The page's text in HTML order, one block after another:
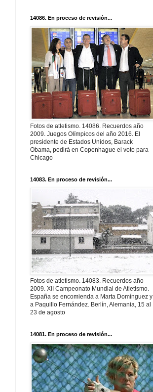
14086. En proceso de revisión...
Fotos de atletismo. 14086. Recuerdos año
2009. Juegos Olímpicos del año 2016. El
presidente de Estados Unidos, Barack
Obama, pedirá en Copenhague el voto para
Chicago
14083. En proceso de revisión...
Fotos de atletismo. 14083. Recuerdos año
2009. XII Campeonato Mundial de Atletismo.
España se encomienda a Marta Domínguez y
a Paquillo Fernández. Berlín, Alemania, 15 al
23 de agosto
14081. En proceso de revisión...